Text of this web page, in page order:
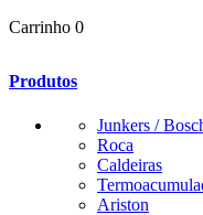
Carrinho 0
Produtos
Junkers /
Roca
Caldeiras
Ariston